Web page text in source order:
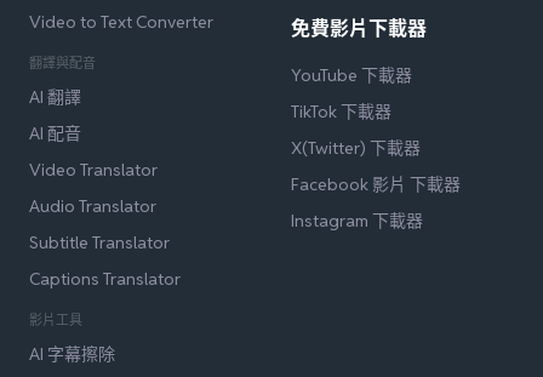
Video to Text Converter
翻譯與配音
AI 翻譯
AI 配音
Video Translator
Audio Translator
Subtitle Translator
Captions Translator
影片工具
AI 字幕擦除
免費影片下載器
YouTube 下載器
TikTok 下載器
X(Twitter) 下載器
Facebook 影片 下載器
Instagram 下載器